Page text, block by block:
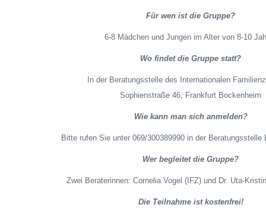
Für wen ist die Gruppe?
6-8 Mädchen und Jungen im Alter von 8-10
Wo findet die Gruppe statt?
In der Beratungsstelle des Internationalen
Sophienstraße 46, Frankfurt Bockenheim
Wie kann man sich anmelden?
Bitte rufen Sie unter 069/300389990 in der Beratungsstelle
Wer begleitet die Gruppe?
Zwei Beraterinnen: Cornelia Vogel (IFZ) und Dr. Uta-
Die Teilnahme ist kostenfrei!